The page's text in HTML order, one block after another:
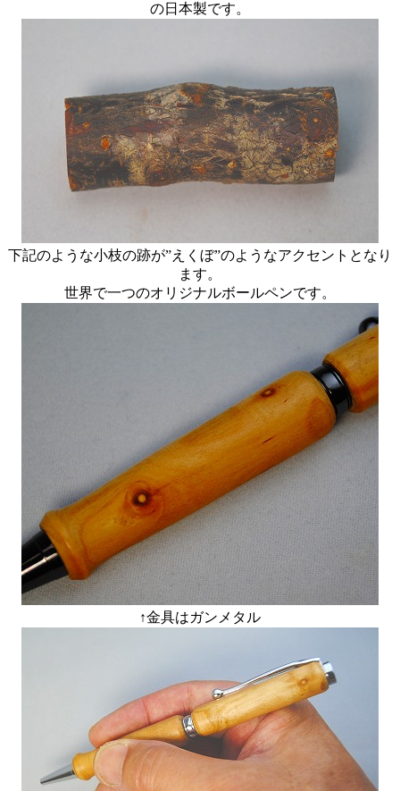
の日本製です。
下記のような小枝の跡が”えくぼ”のようなアクセントとなり
ます。
世界で一つのオリジナルボールペンです。
↑金具はガンメタル